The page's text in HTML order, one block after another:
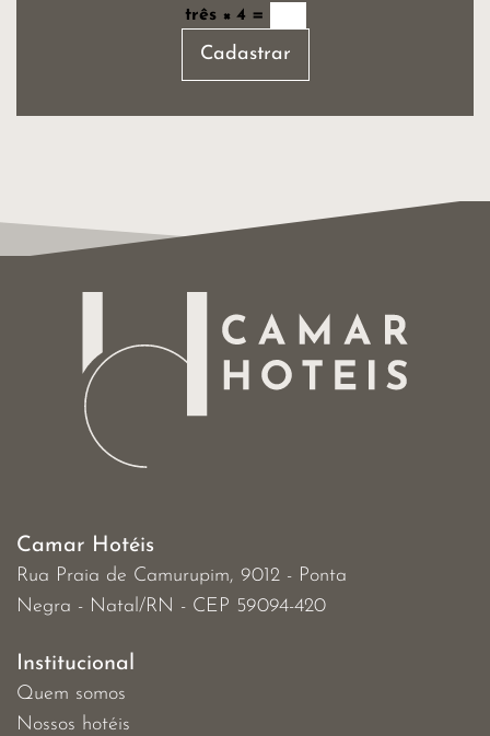
três × 4 =
Camar Hotéis
Rua Praia de Camurupim, 9012 - Ponta
Negra - Natal/RN - CEP 59094-420
Institucional
Quem somos
Nossos hotéis